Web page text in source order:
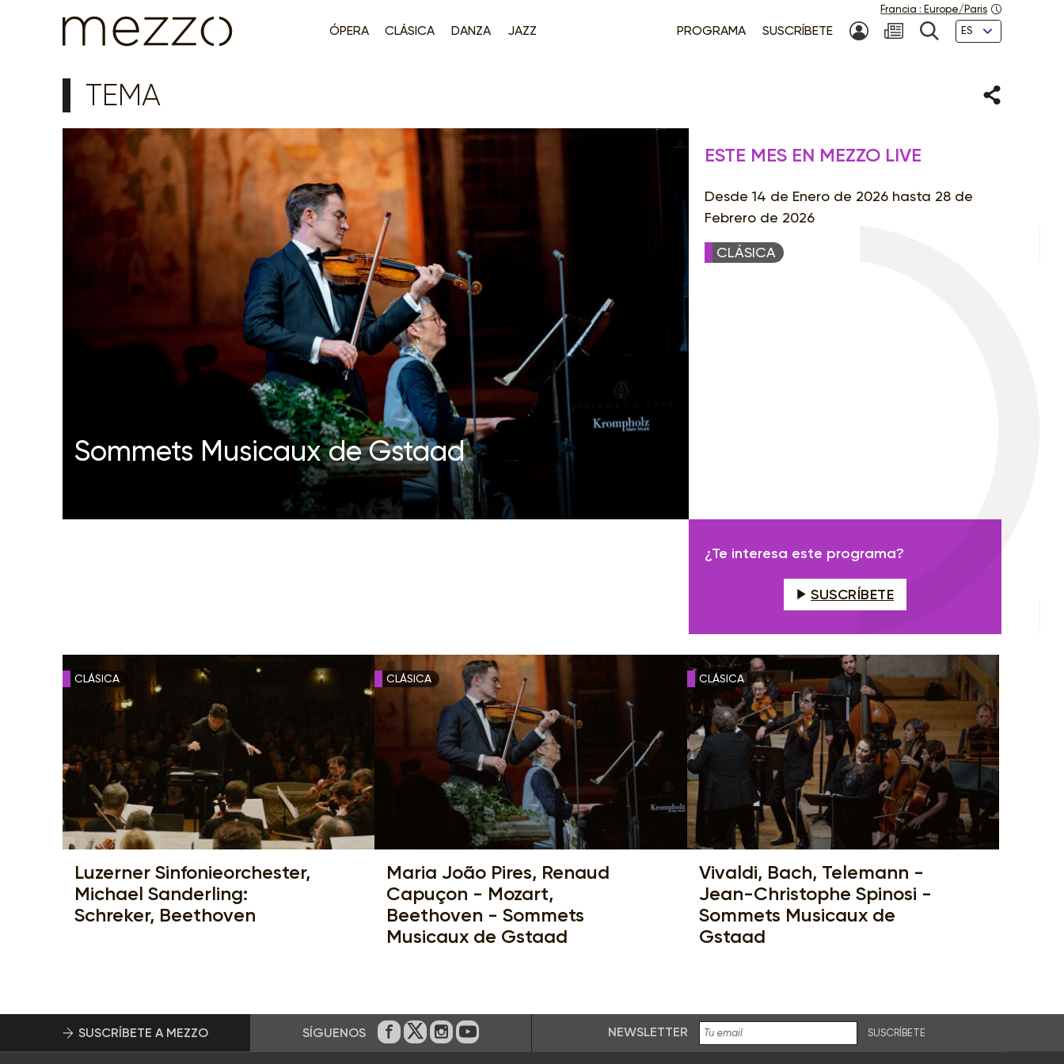
ÓPERA CLÁSICA DANZA JAZZ PROGRAMA SUSCRÍBETE MI CUENTANEWSLETTER
BÚSQUEDA
Idiomas
Francia : Europe/Paris
TEMA Compartir
Sommets Musicaux de Gstaad
ESTE MES EN MEZZO LIVE
Desde 14 de Enero de 2026 hasta 28 de
Febrero de 2026
CLÁSICA
¿Te interesa este programa?
SUSCRÍBETE
CLÁSICA
Luzerner Sinfonieorchester,
Michael Sanderling:
Schreker, Beethoven
CLÁSICA
Maria João Pires, Renaud
Capuçon - Mozart,
Beethoven - Sommets
Musicaux de Gstaad
CLÁSICA
Vivaldi, Bach, Telemann -
Jean-Christophe Spinosi -
Sommets Musicaux de
Gstaad
SUSCRÍBETE A MEZZO SÍGUENOS En Facebook
En Twitter
En Instagram
En Youtube NEWSLETTER SUSCRÍBETE